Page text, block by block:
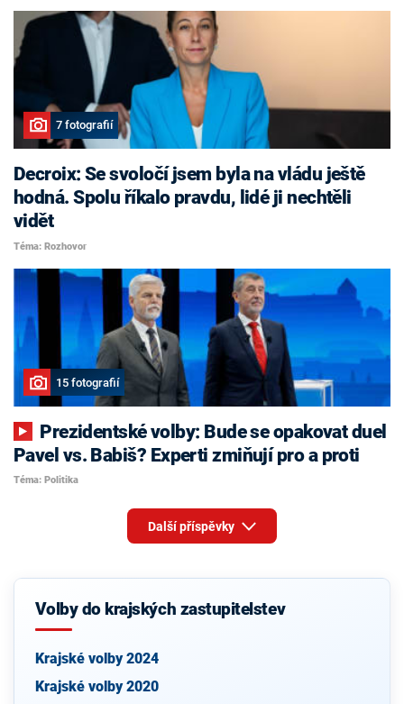
7 fotografií
Decroix: Se svoločí jsem byla na vládu ještě
hodná. Spolu říkalo pravdu, lidé ji nechtěli
vidět
Téma: Rozhovor
15 fotografií
Pavel vs. Babiš? Experti zmiňují pro a proti
Téma: Politika
Další příspěvky
Volby do krajských zastupitelstev
Krajské volby 2024
Krajské volby 2020